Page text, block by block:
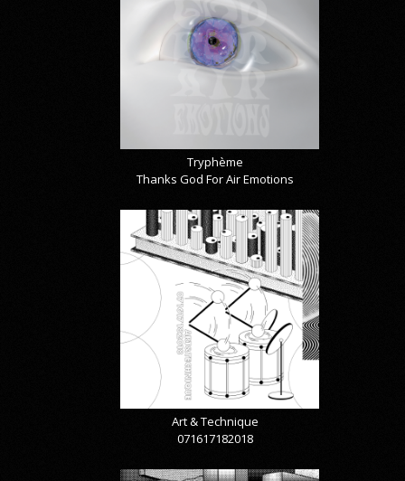
Tryphème
Thanks God For Air Emotions
Art & Technique
071617182018